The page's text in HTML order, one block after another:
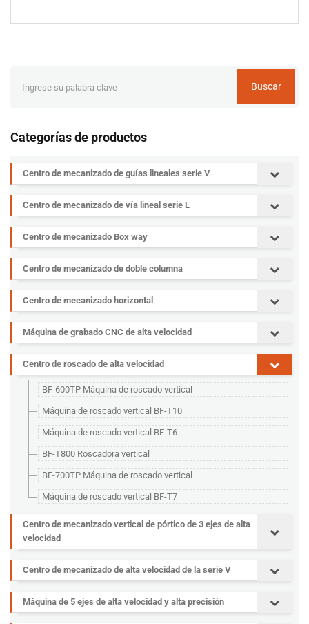
Buscar
Categorías de productos
Centro de mecanizado de guías lineales serie V
Centro de mecanizado de vía lineal serie L
Centro de mecanizado Box way
Centro de mecanizado de doble columna
Centro de mecanizado horizontal
Máquina de grabado CNC de alta velocidad
Centro de roscado de alta velocidad
BF-600TP Máquina de roscado vertical
Máquina de roscado vertical BF-T10
Máquina de roscado vertical BF-T6
BF-T800 Roscadora vertical
BF-700TP Máquina de roscado vertical
Máquina de roscado vertical BF-T7
Centro de mecanizado vertical de pórtico de 3 ejes de alta
velocidad
Centro de mecanizado de alta velocidad de la serie V
Máquina de 5 ejes de alta velocidad y alta precisión